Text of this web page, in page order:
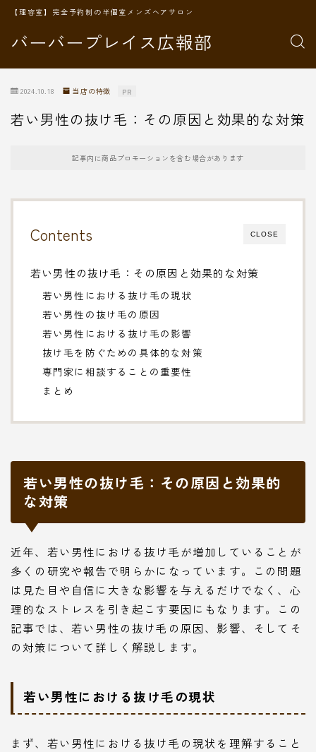
バーバープレイス広報部
【理容室】完全予約制の半個室メンズヘアサロン
2024.10.18 当店の特徴 PR
若い男性の抜け毛：その原因と効果的な対策
記事内に商品プロモーションを含む場合があります
CLOSE
Contents
若い男性の抜け毛：その原因と効果的な対策
若い男性における抜け毛の現状
若い男性の抜け毛の原因
若い男性における抜け毛の影響
抜け毛を防ぐための具体的な対策
専門家に相談することの重要性
まとめ
若い男性の抜け毛：その原因と効果的
な対策
近年、若い男性における抜け毛が増加していることが
多くの研究や報告で明らかになっています。この問題
は見た目や自信に大きな影響を与えるだけでなく、心
理的なストレスを引き起こす要因にもなります。この
記事では、若い男性の抜け毛の原因、影響、そしてそ
の対策について詳しく解説します。
若い男性における抜け毛の現状
まず、若い男性における抜け毛の現状を理解すること